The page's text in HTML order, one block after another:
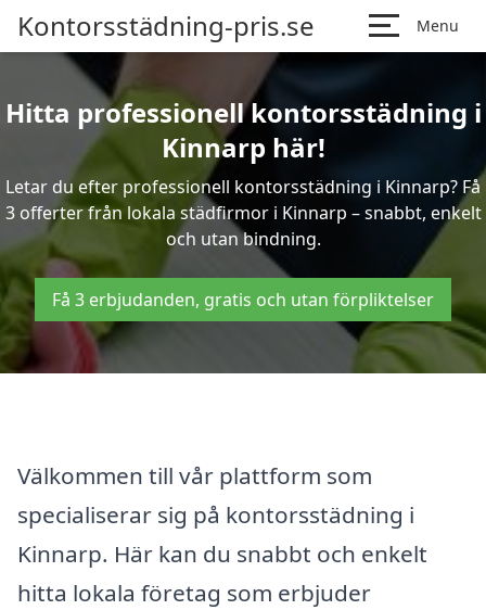
Kontorsstädning-pris.se Menu
Hitta professionell kontorsstädning i
Kinnarp här!
Letar du efter professionell kontorsstädning i Kinnarp? Få
3 offerter från lokala städfirmor i Kinnarp – snabbt, enkelt
och utan bindning.
Få 3 erbjudanden, gratis och utan förpliktelser
Välkommen till vår plattform som
specialiserar sig på kontorsstädning i
Kinnarp. Här kan du snabbt och enkelt
hitta lokala företag som erbjuder